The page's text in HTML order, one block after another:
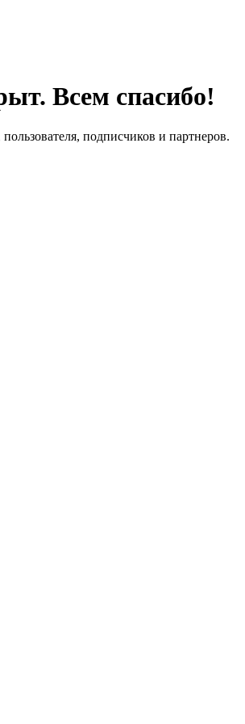
Всем спасибо!
подписчиков и партнеров.